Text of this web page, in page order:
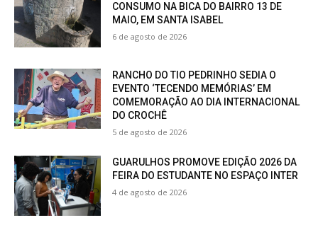
CONSUMO NA BICA DO BAIRRO 13 DE
MAIO, EM SANTA ISABEL
6 de agosto de 2026
RANCHO DO TIO PEDRINHO SEDIA O
EVENTO ‘TECENDO MEMÓRIAS’ EM
COMEMORAÇÃO AO DIA INTERNACIONAL
DO CROCHÊ
5 de agosto de 2026
GUARULHOS PROMOVE EDIÇÃO 2026 DA
FEIRA DO ESTUDANTE NO ESPAÇO INTER
4 de agosto de 2026